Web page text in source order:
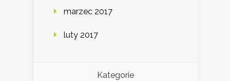
marzec 2017
luty 2017
Kategorie